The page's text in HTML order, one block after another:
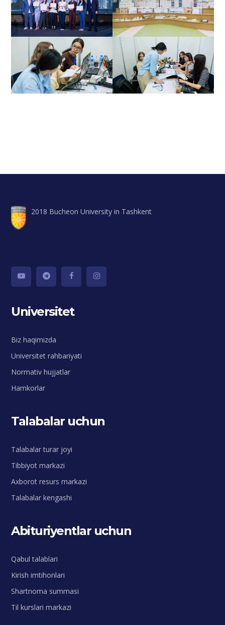
2018 Bucheon University in Tashkent
Universitet
Biz haqimizda
Universitet rahbariyati
Normativ hujjatlar
Hamkorlar
Talabalar uchun
Talabalar turar joyi
Tibbiyot markazi
Axborot resurs markazi
Talabalar kengashi
Abituriyentlar uchun
Qabul talablari
Kirish imtihonlari
Shartnoma summasi
Til kurslari markazi